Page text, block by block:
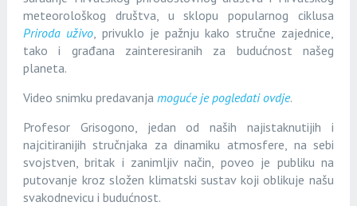
meteorološkog društva, u sklopu popularnog ciklusa
Priroda uživo , privuklo je pažnju kako stručne zajednice,
tako i građana zainteresiranih za budućnost našeg
planeta.
Video snimku predavanja moguće je pogledati ovdje.
Profesor Grisogono, jedan od naših najistaknutijih i
najcitiranijih stručnjaka za dinamiku atmosfere, na sebi
svojstven, britak i zanimljiv način, poveo je publiku na
putovanje kroz složen klimatski sustav koji oblikuje našu
svakodnevicu i budućnost.